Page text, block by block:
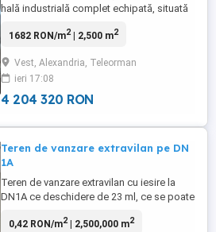
hală industrială complet echipată, situată
aproape de centura ocolitoare și la
Proprietatea este ideală pentru investitori,
companii de producție, logistică sau
antreprenori care își doresc ...
1682 RON/m2| 2,500 m2
Vest, Alexandria, Teleorman
ieri 17:08
4 204 320 RON
Teren de vanzare extravilan pe DN
1A
Teren de vanzare extravilan cu iesire la
DN1A ce deschidere de 23 ml, ce se poate
este de 8 euro mp Terenul se afla in
0,42 RON/m2| 2,500,000 m2